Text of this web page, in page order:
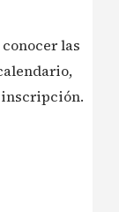
las
inscripción.